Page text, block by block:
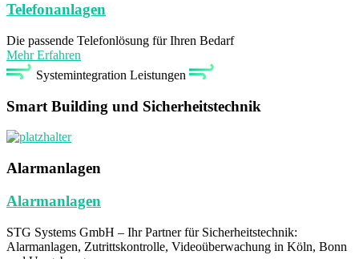
Telefonanlagen
Die passende Telefonlösung für Ihren Bedarf
Mehr Erfahren
Systemintegration Leistungen
Smart Building und Sicherheitstechnik
Alarmanlagen
Alarmanlagen
STG Systems GmbH – Ihr Partner für Sicherheitstechnik:
Alarmanlagen, Zutrittskontrolle, Videoüberwachung in Köln, Bonn